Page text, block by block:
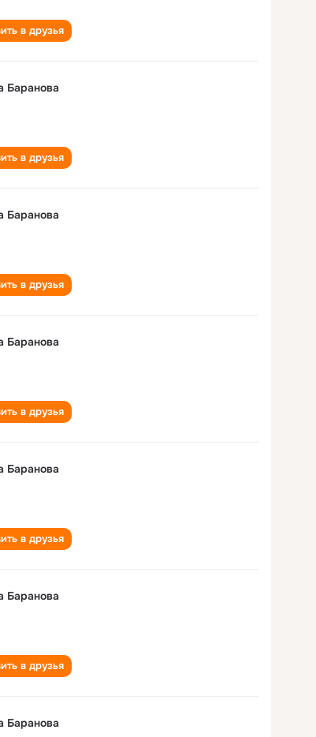
в друзья
Баранова
в друзья
Баранова
в друзья
Баранова
в друзья
Баранова
в друзья
Баранова
в друзья
Баранова